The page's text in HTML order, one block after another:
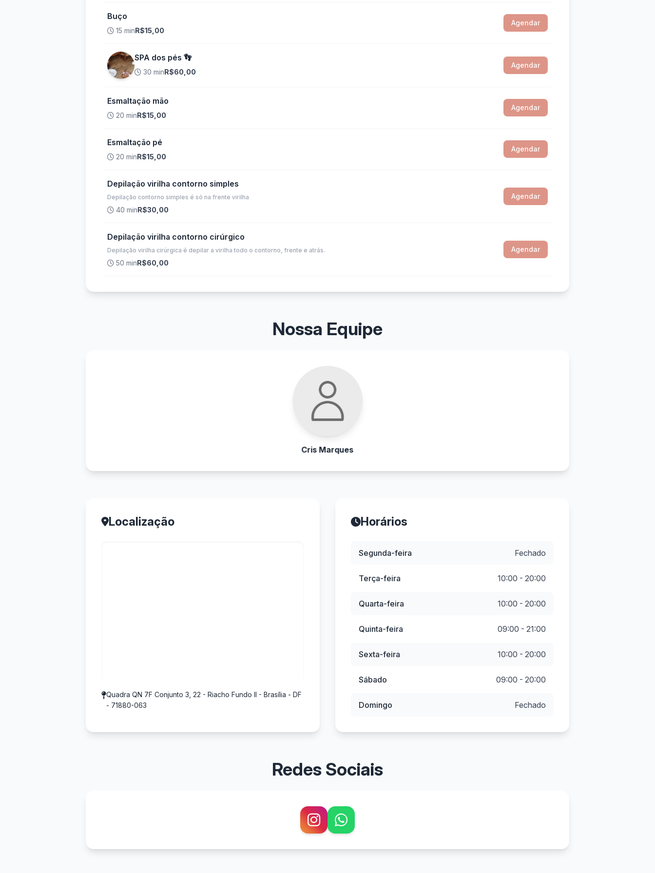
Buço
15 minR$15,00
Agendar
SPA dos pés 👣
30 minR$60,00
Agendar
Esmaltação mão
20 minR$15,00
Agendar
Esmaltação pé
20 minR$15,00
Agendar
Depilação virilha contorno simples
Depilação contorno simples é só na frente virilha
40 minR$30,00
Agendar
Depilação virilha contorno cirúrgico
Depilação virilha cirúrgica é depilar a virilha todo o contorno, frente e atrás.
50 minR$60,00
Agendar
Nossa Equipe
Cris Marques
Localização
Quadra QN 7F Conjunto 3, 22 - Riacho Fundo II - Brasília - DF
- 71880-063
Horários
Segunda-feira Fechado
Terça-feira 10:00 - 20:00
Quarta-feira 10:00 - 20:00
Quinta-feira 09:00 - 21:00
Sexta-feira 10:00 - 20:00
Sábado 09:00 - 20:00
Domingo Fechado
Redes Sociais